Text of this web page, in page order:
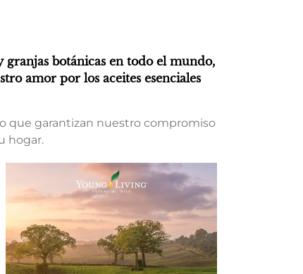
granjas botánicas en todo el mundo,
amor por los aceites esenciales
que garantizan nuestro compromiso
hogar.